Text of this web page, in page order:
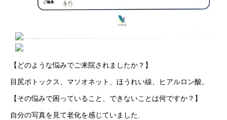
【どのような悩みでご来院されましたか？】
目尻ボトックス、マソオネット、ほうれい線、ヒアルロン酸。
【その悩みで困っていること、できないことは何ですか？】
自分の写真を見て老化を感じていました.